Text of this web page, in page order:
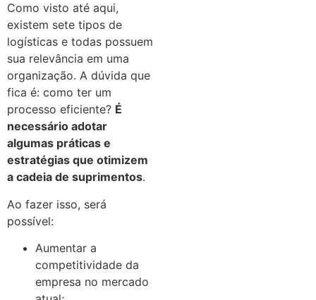
Como visto até aqui,
existem sete tipos de
logísticas e todas possuem
sua relevância em uma
organização. A dúvida que
fica é: como ter um
processo eficiente? É
necessário adotar
algumas práticas e
estratégias que otimizem
a cadeia de suprimentos.
Ao fazer isso, será
possível:
Aumentar a
competitividade da
empresa no mercado